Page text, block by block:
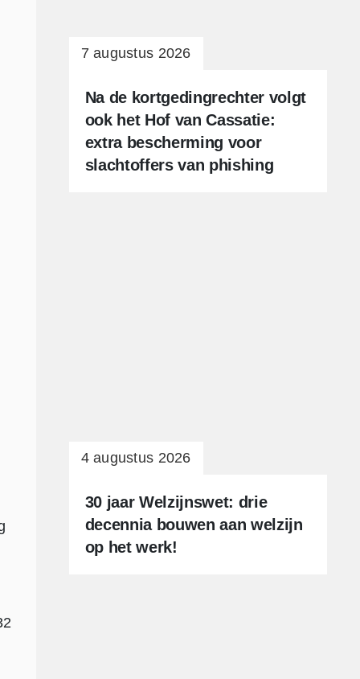
PUBLICATIES
OPLEIDINGEN
Na de kortgedingrechter volgt
ook het Hof van Cassatie:
extra bescherming voor
slachtoffers van phishing
7 augustus 2026
30 jaar Welzijnswet: drie
decennia bouwen aan welzijn
op het werk!
4 augustus 2026